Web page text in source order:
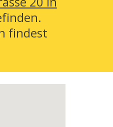
findest